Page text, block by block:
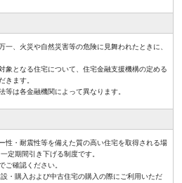
一、火災や自然災害等の危険に見舞われたときに、
象となる住宅について、住宅金融支援機構の定める
きます。
等は各金融機関によって異なります。
性・耐震性等を備えた質の高い住宅を取得される場
定期間引き下げる制度です。
ご確認ください。
・購入および中古住宅の購入の際にご利用いただ